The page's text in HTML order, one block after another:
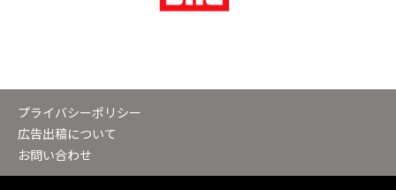
プライバシーポリシー
広告出稿について
お問い合わせ